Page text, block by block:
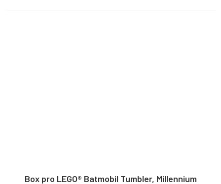
Box pro LEGO® Batmobil Tumbler, Millennium